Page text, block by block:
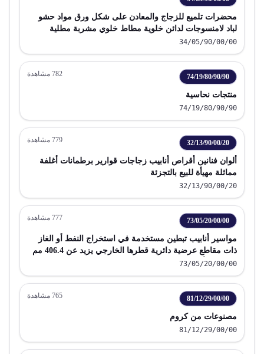
محضرات تلميع للزجاج والمعادن على شكل ورق مواد حشو
لباد لامنسوجات لدائن خلوية مطاط خلوي مشربة مطلية
مغطاة
34/05/90/00/00
74/19/80/90/90
782 مشاهدة
منتجات نحاسية
74/19/80/90/90
32/13/90/00/20
779 مشاهدة
ألوان فنانين أقراص أنابيب زجاجات قوارير برطمانات أغلفة
مماثلة مهيأة للبيع بالتجزئة
32/13/90/00/20
73/05/20/00/00
777 مشاهدة
مواسير أنابيب تبطين مستخدمة في استخراج النفط أو الغاز
ذات مقاطع عرضية دائرية قطرها الخارجي يزيد عن 406.4 مم
من حديد أو صلب
73/05/20/00/00
81/12/29/00/00
765 مشاهدة
مصنوعات من كروم
81/12/29/00/00